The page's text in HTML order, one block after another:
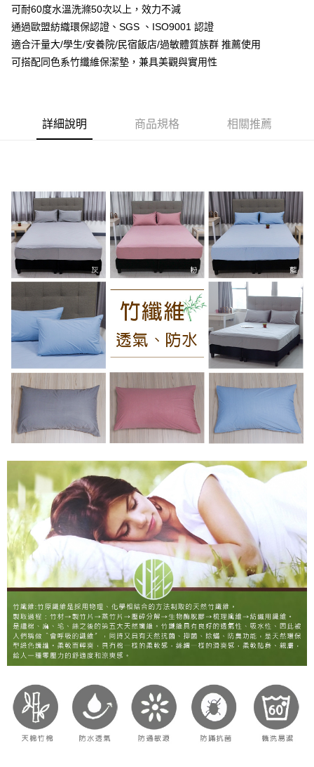
台新國際商業銀行
中國信託商業銀行
台灣樂天信用卡公司
元大商業銀行
永豐商業銀行
玉山商業銀行
星展（台灣）商業銀行
台灣樂天信用卡公司
ATM付款
運送方式
非床墊商品，一般宅配
每筆NT$150，滿NT$1,399(含以上)免運費
可耐60度水溫洗滌50次以上，效力不減
通過歐盟紡織環保認證、SGS 、ISO9001 認證
適合汗量大/學生/安養院/民宿飯店/過敏體質族群 推薦使用
可搭配同色系竹纖維保潔墊，兼具美觀與實用性
詳細說明 商品規格 相關推薦